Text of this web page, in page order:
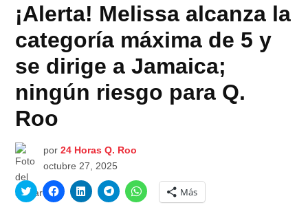
¡Alerta! Melissa alcanza la
categoría máxima de 5 y
se dirige a Jamaica;
ningún riesgo para Q.
Roo
por 24 Horas Q. Roo
octubre 27, 2025
Haz
clic
Haz
clic
Haz
clic
Haz
clic
Haz
clic
para
Más